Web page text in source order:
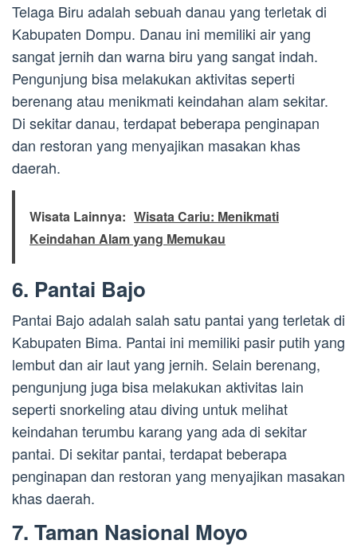
Telaga Biru adalah sebuah danau yang terletak di
Kabupaten Dompu. Danau ini memiliki air yang
sangat jernih dan warna biru yang sangat indah.
Pengunjung bisa melakukan aktivitas seperti
berenang atau menikmati keindahan alam sekitar.
Di sekitar danau, terdapat beberapa penginapan
dan restoran yang menyajikan masakan khas
daerah.
Wisata Lainnya: Wisata Cariu: Menikmati
Keindahan Alam yang Memukau
6. Pantai Bajo
Pantai Bajo adalah salah satu pantai yang terletak di
Kabupaten Bima. Pantai ini memiliki pasir putih yang
lembut dan air laut yang jernih. Selain berenang,
pengunjung juga bisa melakukan aktivitas lain
seperti snorkeling atau diving untuk melihat
keindahan terumbu karang yang ada di sekitar
pantai. Di sekitar pantai, terdapat beberapa
penginapan dan restoran yang menyajikan masakan
khas daerah.
7. Taman Nasional Moyo